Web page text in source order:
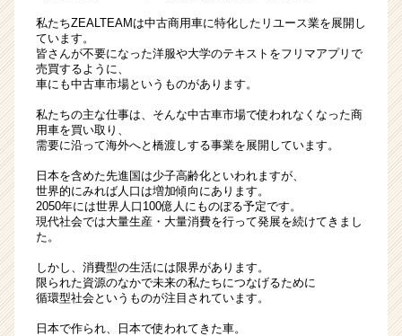
私たちZEALTEAMは中古商用車に特化したリユース業を展開し
ています。
皆さんが不要になった洋服や大学のテキストをフリマアプリで
売買するように、
車にも中古車市場というものがあります。
私たちの主な仕事は、そんな中古車市場で使われなくなった商
用車を買い取り、
需要に沿って海外へと橋渡しする事業を展開しています。
日本を含めた先進国は少子高齢化といわれますが、
世界的にみれば人口は増加傾向にあります。
2050年には世界人口100億人にものぼる予定です。
現代社会では大量生産・大量消費を行って発展を続けてきまし
た。
しかし、消費型の生活には限界があります。
限られた資源のなかで未来の私たちにつなげるために
循環型社会というものが注目されています。
日本で作られ、日本で使われてきた車。